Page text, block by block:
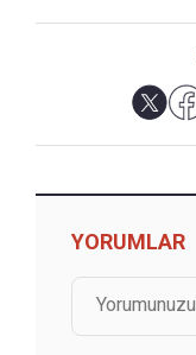
YORUMLAR